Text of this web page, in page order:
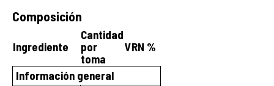
Composición
Ingrediente
Cantidad
por
toma
VRN %
Información general